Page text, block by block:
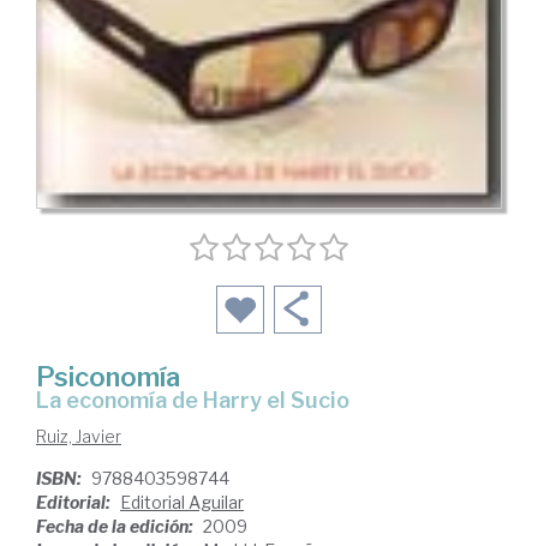
Psiconomía
la economía de Harry el Sucio
Ruiz, Javier
ISBN: 9788403598744
Editorial: Editorial Aguilar
Fecha de la edición: 2009